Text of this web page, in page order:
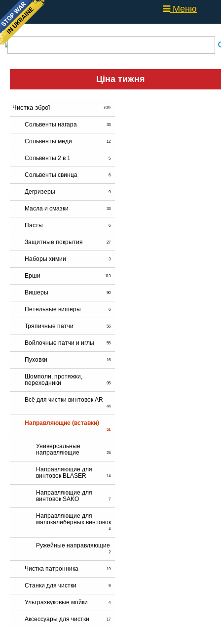
Меню
Ціна тижня
Чистка зброї 709
Сольвенты нагара 33
Сольвенты меди 12
Сольвенты 2 в 1 5
Сольвенты свинца 6
Дегризеры 9
Масла и смазки 33
Пасты 6
Защитные покрытия 27
Наборы химии 3
Ерши 113
Вишеры 90
Петельные вишеры 6
Тряпичные патчи 56
Войлочные патчи и иглы 55
Пуховки 16
Шомполи, протяжки,
переходники
95
Всё для чистки винтовок AR
44
Направляющие (вставки)
51
Универсальные
направляющие
24
Направляющие для
винтовок BLASER
14
Направляющие для
винтовок SAKO
7
Направляющие для
малокалиберных винтовок
4
Ружейные направляющие
2
Чистка патронника 19
Станки для чистки 9
Ультразвуковые мойки 4
Аксессуары для чистки 17